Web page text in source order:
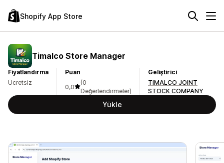
Shopify App Store
Timalco Store Manager
Fiyatlandırma
Ücretsiz
Puan
0,0
(0
Değerlendirmeler)
Geliştirici
TIMALCO JOINT
STOCK COMPANY
Yükle